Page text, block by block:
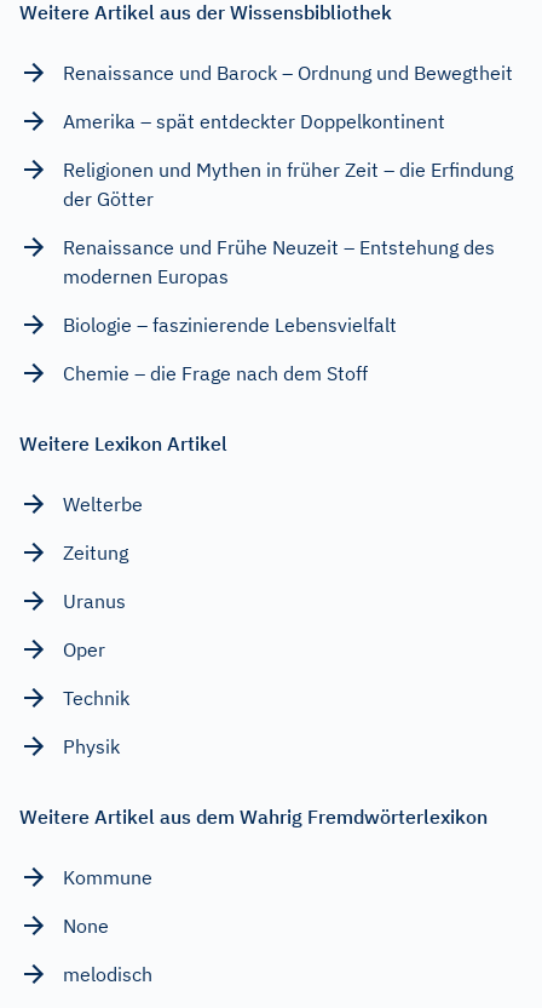
Weitere Artikel aus der Wissensbibliothek
Renaissance und Barock – Ordnung und Bewegtheit
Amerika – spät entdeckter Doppelkontinent
Religionen und Mythen in früher Zeit – die Erfindung
der Götter
Renaissance und Frühe Neuzeit – Entstehung des
modernen Europas
Biologie – faszinierende Lebensvielfalt
Chemie – die Frage nach dem Stoff
Weitere Lexikon Artikel
Welterbe
Zeitung
Uranus
Oper
Technik
Physik
Weitere Artikel aus dem Wahrig Fremdwörterlexikon
Kommune
None
melodisch